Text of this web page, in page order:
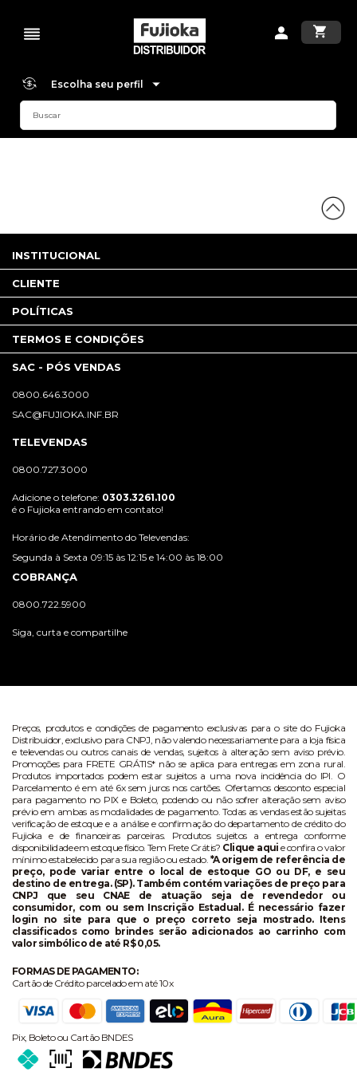
Escolha seu perfil
INSTITUCIONAL
CLIENTE
POLÍTICAS
TERMOS E CONDIÇÕES
SAC - PÓS VENDAS
0800.646.3000
SAC@FUJIOKA.INF.BR
TELEVENDAS
0800.727.3000
Adicione o telefone: 0303.3261.100
é o Fujioka entrando em contato!
Horário de Atendimento do Televendas:
Segunda à Sexta 09:15 às 12:15 e 14:00 às 18:00
COBRANÇA
0800.722.5900
Siga, curta e compartilhe
Preços, produtos e condições de pagamento exclusivas para o site do Fujioka
Distribuidor, exclusivo para CNPJ, não valendo necessariamente para a loja física
e televendas ou outros canais de vendas, sujeitos à alteração sem aviso prévio.
Promoções para FRETE GRÁTIS* não se aplica para entregas em zona rural.
Produtos importados podem estar sujeitos a uma nova incidência do IPI. O
Parcelamento é em até 6x sem juros nos cartões. Ofertamos desconto especial
para pagamento no PIX e Boleto, podendo ou não sofrer alteração sem aviso
prévio em ambas as modalidades de pagamento. Todas as vendas estão sujeitas
verificação de estoque e a análise e confirmação do departamento de crédito do
Fujioka e de financeiras parceiras. Produtos sujeitos a entrega conforme
disponibilidade em estoque físico. Tem Frete Grátis? Clique aqui e confira o valor
mínimo estabelecido para sua região ou estado. *A origem de referência de
preço, pode variar entre o local de estoque GO ou DF, e seu
destino de entrega. (SP). Também contém variações de preço para
CNPJ que seu CNAE de atuação seja de revendedor ou
consumidor, com ou sem Inscrição Estadual. É necessário fazer
login no site para que o preço correto seja mostrado. Itens
classificados como brindes serão adicionados ao carrinho com
valor simbólico de até R$ 0,05.
FORMAS DE PAGAMENTO:
Cartão de Crédito parcelado em até 10x
Pix, Boleto ou Cartão BNDES